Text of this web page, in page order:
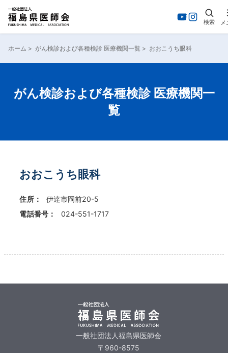
検索 メ
ホーム > がん検診および各種検診 医療機関一覧 > おおこうち眼科
がん検診および各種検診 医療機関一
覧
おおこうち眼科
住所：
伊達市岡前20-5
電話番号：
024-551-1717
一般社団法人福島県医師会
〒960-8575